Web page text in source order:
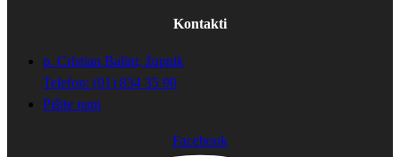
Kontakti
p. Cristian Balint, župnik
Telefon: (01) 834 35 90
Pišite nam
Facebook